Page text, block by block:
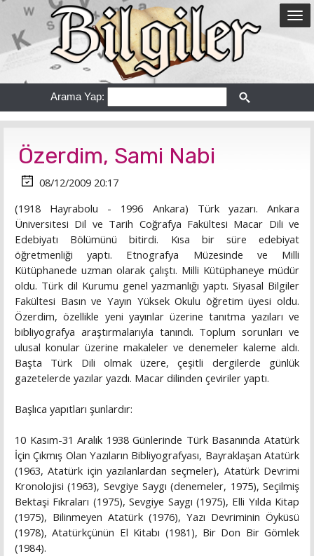
Arama Yap:
Özerdim, Sami Nabi
08/12/2009 20:17
(1918 Hayrabolu - 1996 Ankara) Türk yazarı. Ankara
Üniversitesi Dil ve Tarih Coğrafya Fakültesi Macar Dili ve
Edebiyatı Bölümünü bitirdi. Kısa bir süre edebiyat
öğretmenliği yaptı. Etnografya Müzesinde ve Milli
Kütüphanede uzman olarak çalıştı. Milli Kütüphaneye müdür
oldu. Türk dil Kurumu genel yazmanlığı yaptı. Siyasal Bilgiler
Fakültesi Basın ve Yayın Yüksek Okulu öğretim üyesi oldu.
Özerdim, özellikle yeni yayınlar üzerine tanıtma yazıları ve
bibliyografya araştırmalarıyla tanındı. Toplum sorunları ve
ulusal konular üzerine makaleler ve denemeler kaleme aldı.
Başta Türk Dili olmak üzere, çeşitli dergilerde günlük
gazetelerde yazılar yazdı. Macar dilinden çeviriler yaptı.
Başlıca yapıtları şunlardır:
10 Kasım-31 Aralık 1938 Günlerinde Türk Basanında Atatürk
İçin Çıkmış Olan Yazıların Bibliyografyası, Bayraklaşan Atatürk
(1963, Atatürk için yazılanlardan seçmeler), Atatürk Devrimi
Kronolojisi (1963), Sevgiye Saygı (denemeler, 1975), Seçilmiş
Bektaşi Fıkraları (1975), Sevgiye Saygı (1975), Elli Yılda Kitap
(1975), Bilinmeyen Atatürk (1976), Yazı Devriminin Öyküsü
(1978), Atatürkçünün El Kitabı (1981), Bir Don Bir Gömlek
(1984).